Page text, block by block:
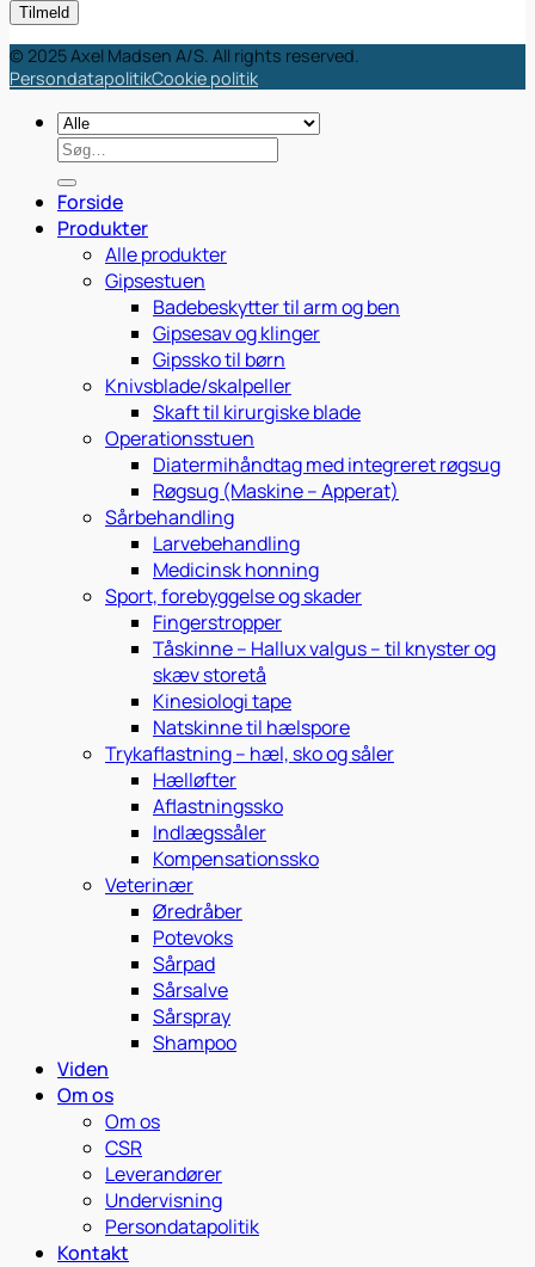
© 2025 Axel Madsen A/S. All rights reserved.
PersondatapolitikCookie politik
Søg
efter:
Forside
Produkter
Alle produkter
Gipsestuen
Badebeskytter til arm og ben
Gipsesav og klinger
Gipssko til børn
Knivsblade/skalpeller
Skaft til kirurgiske blade
Operationsstuen
Diatermihåndtag med integreret røgsug
Røgsug (Maskine – Apperat)
Sårbehandling
Larvebehandling
Medicinsk honning
Sport, forebyggelse og skader
Fingerstropper
Tåskinne – Hallux valgus – til knyster og
skæv storetå
Kinesiologi tape
Natskinne til hælspore
Trykaflastning – hæl, sko og såler
Hælløfter
Aflastningssko
Indlægssåler
Kompensationssko
Veterinær
Øredråber
Potevoks
Sårpad
Sårsalve
Sårspray
Shampoo
Viden
Om os
Om os
CSR
Leverandører
Undervisning
Persondatapolitik
Kontakt